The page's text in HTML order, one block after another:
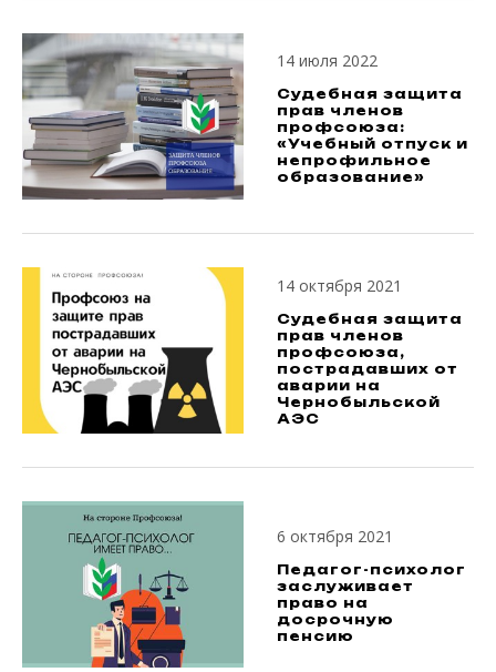
14 июля 2022
Судебная защита
прав членов
профсоюза:
«Учебный отпуск и
непрофильное
образование»
14 октября 2021
Судебная защита
прав членов
профсоюза,
пострадавших от
аварии на
Чернобыльской
АЭС
6 октября 2021
Педагог-психолог
заслуживает
право на
досрочную
пенсию